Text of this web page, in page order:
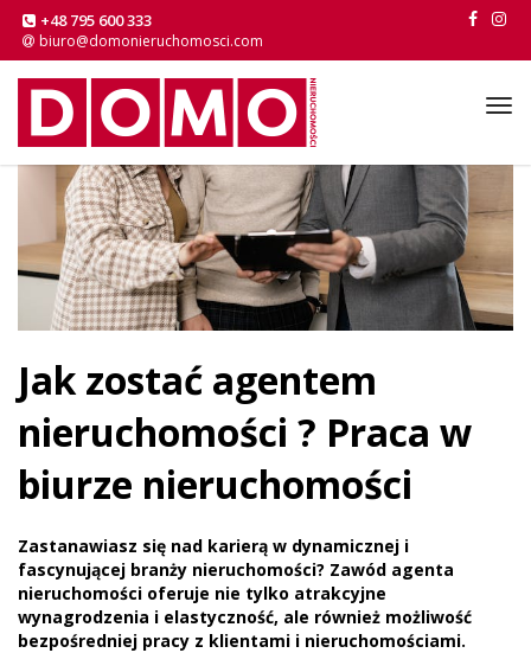
+48 795 600 333
biuro@domonieruchomosci.com
Jak zostać agentem
nieruchomości ? Praca w
biurze nieruchomości
Zastanawiasz się nad karierą w dynamicznej i
fascynującej branży nieruchomości? Zawód agenta
nieruchomości oferuje nie tylko atrakcyjne
wynagrodzenia i elastyczność, ale również możliwość
bezpośredniej pracy z klientami i nieruchomościami.